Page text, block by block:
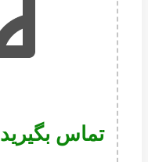
تماس بگیرید